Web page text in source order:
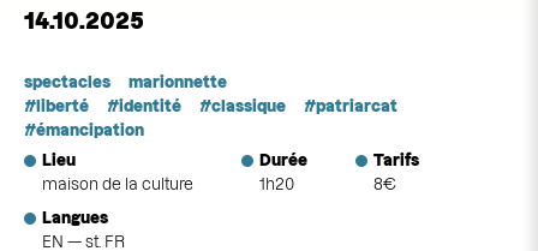
14.10.2025
spectacles
marionnette
liberté
identité classique
patriarcat
émancipation
Lieu
maison de la culture
Durée
1h20
Tarifs
8€
Langues
EN — st. FR